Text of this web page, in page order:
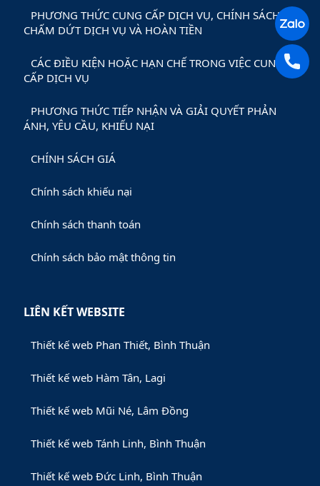
PHƯƠNG THỨC CUNG CẤP DỊCH VỤ, CHÍNH SÁCH
CHẤM DỨT DỊCH VỤ VÀ HOÀN TIỀN
CÁC ĐIỀU KIỆN HOẶC HẠN CHẾ TRONG VIỆC CUNG
CẤP DỊCH VỤ
PHƯƠNG THỨC TIẾP NHẬN VÀ GIẢI QUYẾT PHẢN
ÁNH, YÊU CẦU, KHIẾU NẠI
CHÍNH SÁCH GIÁ
Chính sách khiếu nại
Chính sách thanh toán
Chính sách bảo mật thông tin
LIÊN KẾT WEBSITE
Thiết kế web Phan Thiết, Bình Thuận
Thiết kế web Hàm Tân, Lagi
Thiết kế web Mũi Né, Lâm Đồng
Thiết kế web Tánh Linh, Bình Thuận
Thiết kế web Đức Linh, Bình Thuận